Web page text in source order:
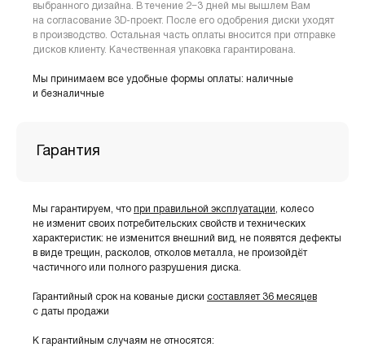
выбранного дизайна. В течение 2−3 дней мы вышлем Вам
на согласование 3D-проект. После его одобрения диски уходят
в производство. Остальная часть оплаты вносится при отправке
дисков клиенту. Качественная упаковка гарантирована.
Мы принимаем все удобные формы оплаты: наличные
и безналичные
Гарантия
Мы гарантируем, что при правильной эксплуатации , колесо
не изменит своих потребительских свойств и технических
характеристик: не изменится внешний вид, не появятся дефекты
в виде трещин, расколов, отколов металла, не произойдёт
частичного или полного разрушения диска.
Гарантийный срок на кованые диски составляет 36 месяцев
с даты продажи
К гарантийным случаям не относятся: